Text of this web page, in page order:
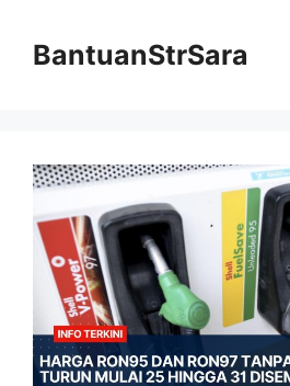
contentBantuanStrSara